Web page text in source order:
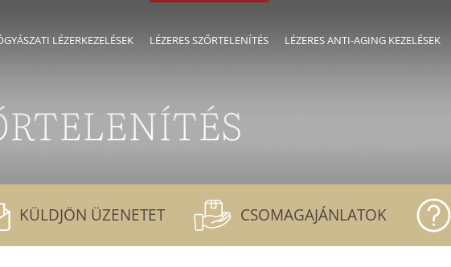
LÉZERKEZELÉSEK LÉZERES SZŐRTELENÍTÉS LÉZERES ANTI-AGING KEZELÉSEK
KÜLDJÖN ÜZENETET CSOMAGAJÁNLATOK